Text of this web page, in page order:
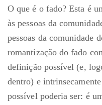
O que é o fado? Esta é
às pessoas da
pessoas da comunidade
romantização do fado
definição possível (e,
dentro) e
possível poderia ser: é